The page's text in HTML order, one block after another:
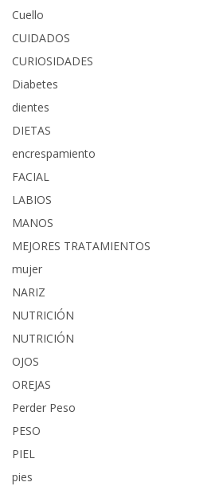
Cuello
CUIDADOS
CURIOSIDADES
Diabetes
dientes
DIETAS
encrespamiento
FACIAL
LABIOS
MANOS
MEJORES TRATAMIENTOS
mujer
NARIZ
NUTRICIÓN
NUTRICIÓN
OJOS
OREJAS
Perder Peso
PESO
PIEL
pies